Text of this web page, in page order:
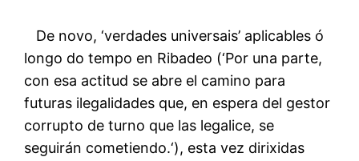
De novo, ‘verdades universais’ aplicables ó
longo do tempo en Ribadeo (‘Por una parte,
con esa actitud se abre el camino para
futuras ilegalidades que, en espera del gestor
corrupto de turno que las legalice, se
seguirán cometiendo.‘), esta vez dirixidas